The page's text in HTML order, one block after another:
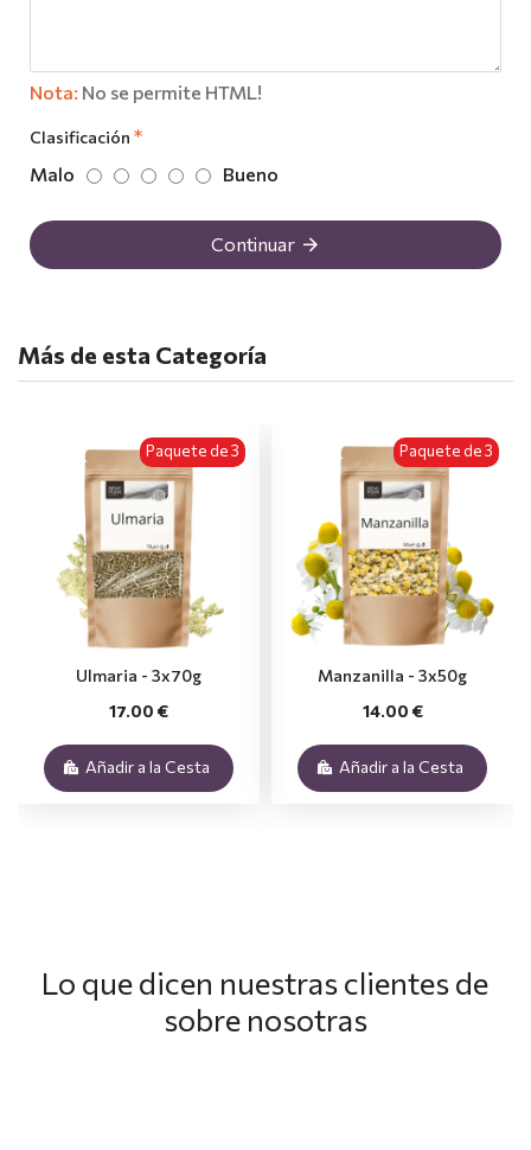
Nota: No se permite HTML!
Clasificación
Malo Bueno
Continuar
Más de esta Categoría
Paquete de 3
Ulmaria - 3x70g
17.00 €
Añadir a la Cesta
Paquete de 3
Manzanilla - 3x50g
14.00 €
Añadir a la Cesta
Lo que dicen nuestras clientes de
sobre nosotras